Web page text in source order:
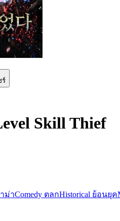
ร์
Skill Thief
ม่าComedy ตลกHistorical ย้อนยุค